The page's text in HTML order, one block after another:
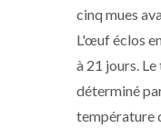
cinq mues
L'œuf éclos
à 21 jours.
déterminé
température